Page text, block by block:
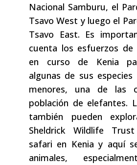
Nacional Samburu, el
Tsavo West y luego el
Tsavo East. Es
cuenta los esfuerzos de
en curso de Kenia
algunas de sus especies
menores, una de las
población de elefantes.
también pueden
Sheldrick Wildlife
safari en Kenia y aquí
animales,